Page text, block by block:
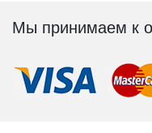
Мы принимаем к